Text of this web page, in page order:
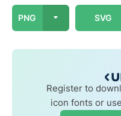
PNG SVG
Register to
icon fonts or